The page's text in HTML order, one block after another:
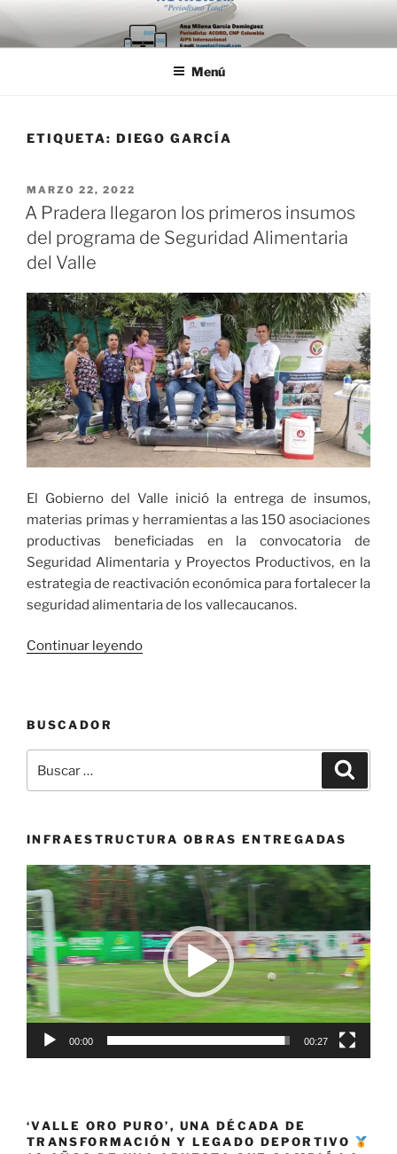
Saltar
al
contenido
Menú
ETIQUETA: DIEGO GARCÍA
PUBLICADO
EL
MARZO 22, 2022
A Pradera llegaron los primeros insumos
del programa de Seguridad Alimentaria
del Valle
El Gobierno del Valle inició la entrega de insumos,
materias primas y herramientas a las 150 asociaciones
productivas beneficiadas en la convocatoria de
Seguridad Alimentaria y Proyectos Productivos, en la
estrategia de reactivación económica para fortalecer la
seguridad alimentaria de los vallecaucanos.
Continuar leyendo«A
insumos
programa
Seguridad
del
Valle»
BUSCADOR
por:
INFRAESTRUCTURA OBRAS ENTREGADAS
Reproductor
de
vídeo
00:00 00:27
‘VALLE ORO PURO’, UNA DÉCADA DE
TRANSFORMACIÓN Y LEGADO DEPORTIVO